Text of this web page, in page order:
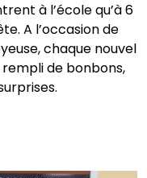
à l’école qu’à 6
A l’occasion de
chaque nouvel
de bonbons,